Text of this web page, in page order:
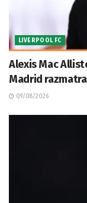
LIVERPOOL FC
Alexis Mac
Madrid
09/08/2026